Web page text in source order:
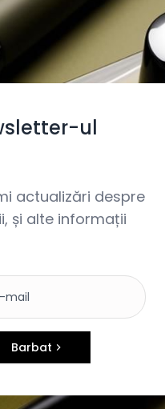
ul
actualizări despre
și alte informații
Barbat